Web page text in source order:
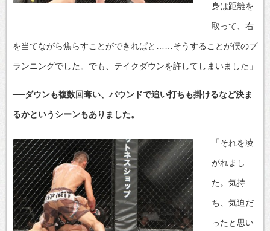
身は距離を
取って、右
を当てながら焦らすことができればと……そうすることが僕のプ
ランニングでした。でも、テイクダウンを許してしまいました」
──ダウンも複数回奪い、パウンドで追い打ちも掛けるなど決ま
るかというシーンもありました。
「それを凌
がれまし
た。気持
ち、気迫だ
ったと思い